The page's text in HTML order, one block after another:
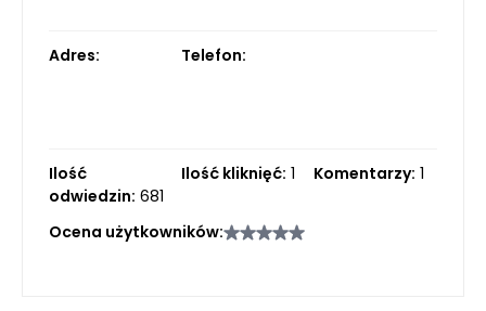
Adres: Telefon:
Ilość
odwiedzin: 681
Ilość kliknięć: 1 Komentarzy: 1
Ocena użytkowników: